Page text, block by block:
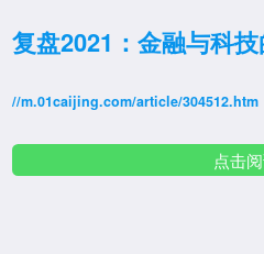
复盘2021：金融与科
//m.01caijing.com/article/304512.htm
点击